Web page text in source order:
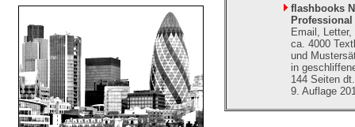
flashbooks
Email,
ca. 4000
und
in
144 Seiten
9. Auflage